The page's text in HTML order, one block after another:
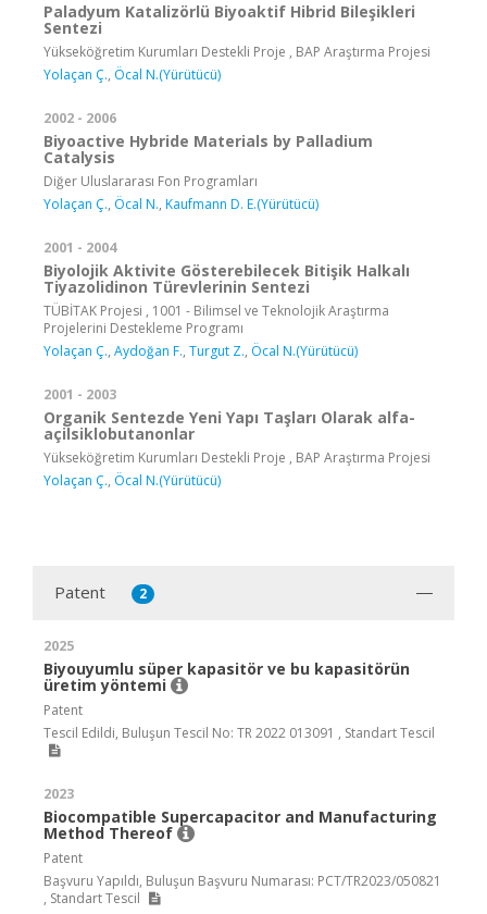
Paladyum Katalizörlü Biyoaktif Hibrid Bileşikleri
Sentezi
Yükseköğretim Kurumları Destekli Proje , BAP Araştırma Projesi
Yolaçan Ç., Öcal N.(Yürütücü)
2002 - 2006
Biyoactive Hybride Materials by Palladium
Catalysis
Diğer Uluslararası Fon Programları
Yolaçan Ç., Öcal N., Kaufmann D. E.(Yürütücü)
2001 - 2004
Biyolojik Aktivite Gösterebilecek Bitişik Halkalı
Tiyazolidinon Türevlerinin Sentezi
TÜBİTAK Projesi , 1001 - Bilimsel ve Teknolojik Araştırma
Projelerini Destekleme Programı
Yolaçan Ç., Aydoğan F., Turgut Z., Öcal N.(Yürütücü)
2001 - 2003
Organik Sentezde Yeni Yapı Taşları Olarak alfa-
açilsiklobutanonlar
Yükseköğretim Kurumları Destekli Proje , BAP Araştırma Projesi
Yolaçan Ç., Öcal N.(Yürütücü)
Patent 2
2025
Biyouyumlu süper kapasitör ve bu kapasitörün
üretim yöntemi
Patent
Tescil Edildi, Buluşun Tescil No: TR 2022 013091 , Standart Tescil
2023
Biocompatible Supercapacitor and Manufacturing
Method Thereof
Patent
Başvuru Yapıldı, Buluşun Başvuru Numarası: PCT/TR2023/050821
, Standart Tescil